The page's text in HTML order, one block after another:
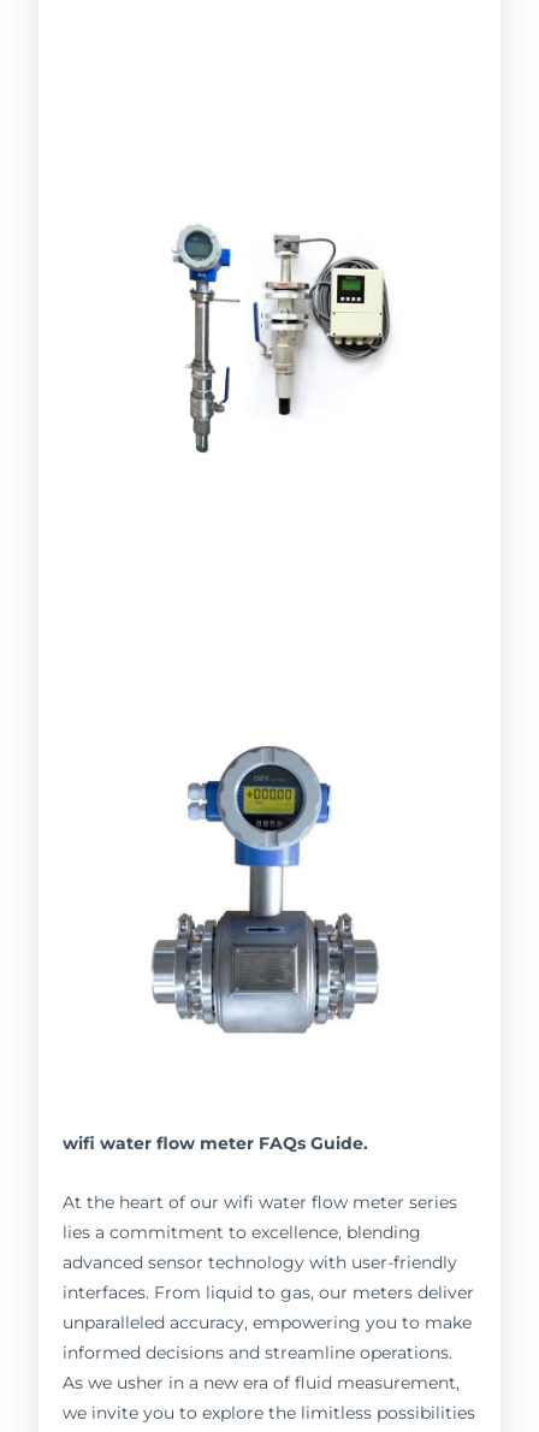
wifi water flow meter FAQs Guide.
At the heart of our wifi water flow meter series
lies a commitment to excellence, blending
advanced sensor technology with user-friendly
interfaces. From liquid to gas, our meters deliver
unparalleled accuracy, empowering you to make
informed decisions and streamline operations.
As we usher in a new era of fluid measurement,
we invite you to explore the limitless possibilities